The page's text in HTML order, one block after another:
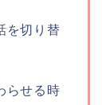
を切り替
らせる時